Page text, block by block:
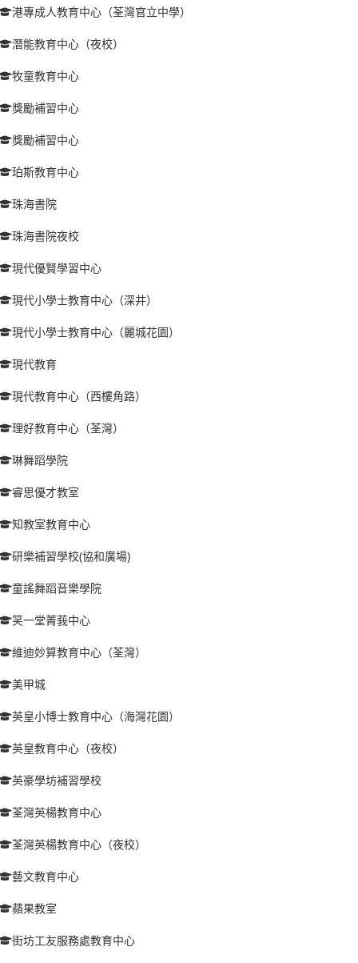
港專成人教育中心（荃灣官立中學）
潛能教育中心（夜校）
牧童教育中心
獎勵補習中心
獎勵補習中心
珀斯教育中心
珠海書院
珠海書院夜校
現代優賢學習中心
現代小學士教育中心（深井）
現代小學士教育中心（麗城花園）
現代教育
現代教育中心（西樓角路）
理好教育中心（荃灣）
琳舞蹈學院
睿思優才教室
知教室教育中心
研樂補習學校(協和廣場)
童謠舞蹈音樂學院
笑一堂菁莪中心
維迪妙算教育中心（荃灣）
美甲城
英皇小博士教育中心（海灣花園）
英皇教育中心（夜校）
英豪學坊補習學校
荃灣英楊教育中心
荃灣英楊教育中心（夜校）
藝文教育中心
蘋果教室
街坊工友服務處教育中心